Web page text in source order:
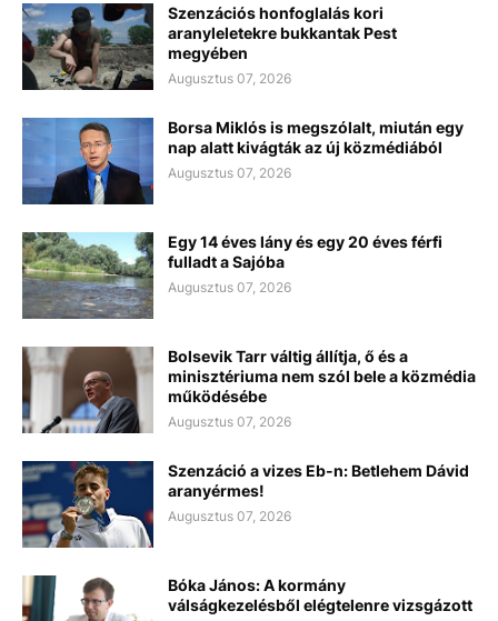
Szenzációs honfoglalás kori
aranyleletekre bukkantak Pest
megyében
Augusztus 07, 2026
Borsa Miklós is megszólalt, miután egy
nap alatt kivágták az új közmédiából
Augusztus 07, 2026
Egy 14 éves lány és egy 20 éves férfi
fulladt a Sajóba
Augusztus 07, 2026
Bolsevik Tarr váltig állítja, ő és a
minisztériuma nem szól bele a közmédia
működésébe
Augusztus 07, 2026
Szenzáció a vizes Eb-n: Betlehem Dávid
aranyérmes!
Augusztus 07, 2026
Bóka János: A kormány
válságkezelésből elégtelenre vizsgázott